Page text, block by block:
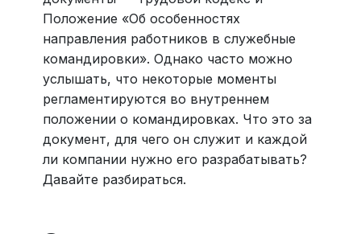
Положение «Об особенностях
направления работников в служебные
командировки». Однако часто можно
услышать, что некоторые моменты
регламентируются во внутреннем
положении о командировках. Что это за
документ, для чего он служит и каждой
ли компании нужно его разрабатывать?
Давайте разбираться.